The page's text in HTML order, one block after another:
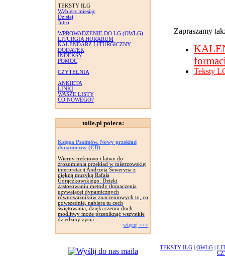
TEKSTY ILG
Wybierz miesiąc
Dzisiaj
Jutro
WPROWADZENIE DO LG (OWLG)
LITURGIA HORARUM
KALENDARZ LITURGICZNY
DODATEK
INDEKSY
POMOC
CZYTELNIA
ANKIETA
LINKI
WASZE LISTY
CO NOWEGO?
tolle.pl poleca:
Księga Psalmów. Nowy przekład
dynamiczny (CD)
Wierny treściowo i łatwy do
zrozumienia przekład w mistrzowskiej
interpretacji Andrzeja Seweryna z
piękną muzyką Rafała
Gorączkowskiego. Dzięki
zastosowaniu metody tłumaczenia
używającej dynamicznych
równoważników znaczeniowych to, co
powszednie, nabiera tu cech
świętowania, dzięki czemu duch
modlitwy może przeniknąć wszystkie
dziedziny życia.
więcej >>>
Zapraszamy
Teksty
TEKSTY ILG OWLG